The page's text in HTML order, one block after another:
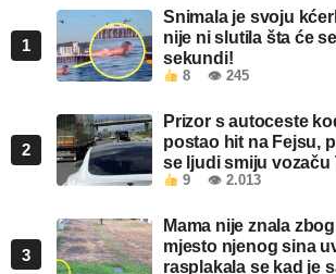
1
Snimala je svoju
nije ni slutila šta će
sekundi!
8 👁 245
2
Prizor s autoceste
postao hit na Fejsu,
se ljudi smiju vozaču
9 👁 2.013
3
Mama nije znala
mjesto njenog sina
rasplakala se kad je